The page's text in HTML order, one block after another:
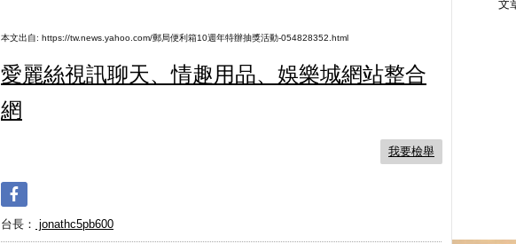
本文出自: https://tw.news.yahoo.com/郵局便利箱10週年特辦抽獎活動-054828352.html
愛麗絲視訊聊天、情趣用品、娛樂城網站整合
網
我要檢舉
台長： jonathc5pb600
文